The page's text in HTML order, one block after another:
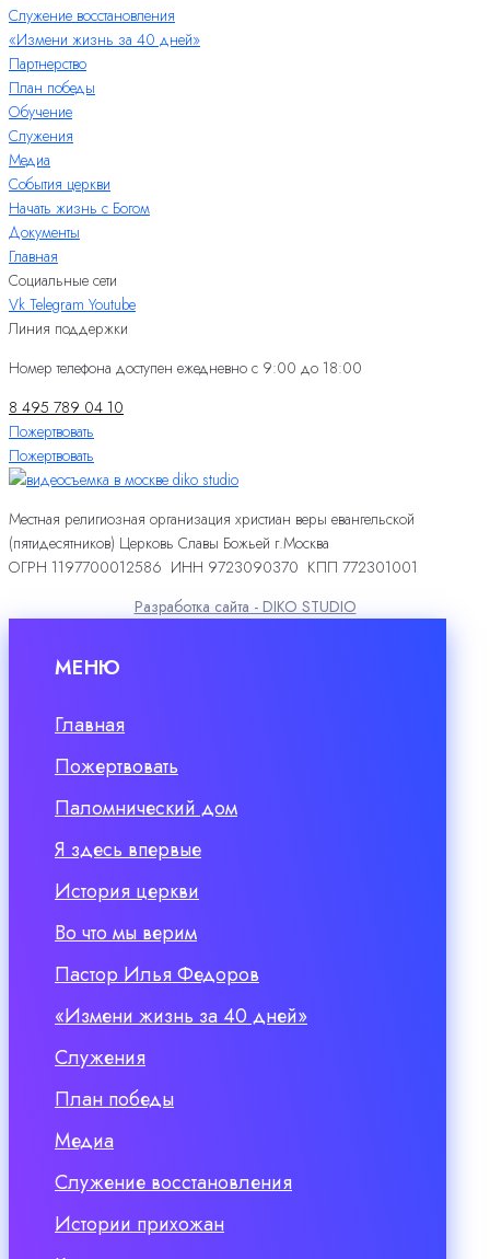
Служение восстановления
«Измени жизнь за 40 дней»
Партнерство
План победы
Обучение
Служения
Медиа
События церкви
Начать жизнь с Богом
Документы
Главная
Социальные сети
Vk Telegram Youtube
Линия поддержки
Номер телефона доступен ежедневно с 9:00 до 18:00
8 495 789 04 10
Пожертвовать
Пожертвовать
Местная религиозная организация христиан веры евангельской
(пятидесятников) Церковь Славы Божьей г.Москва
ОГРН 1197700012586 ИНН 9723090370 КПП 772301001
Разработка сайта - DIKO STUDIO
МЕНЮ
Главная
Пожертвовать
Паломнический дом
Я здесь впервые
История церкви
Во что мы верим
Пастор Илья Федоров
«Измени жизнь за 40 дней»
Служения
План победы
Медиа
Служение восстановления
Истории прихожан